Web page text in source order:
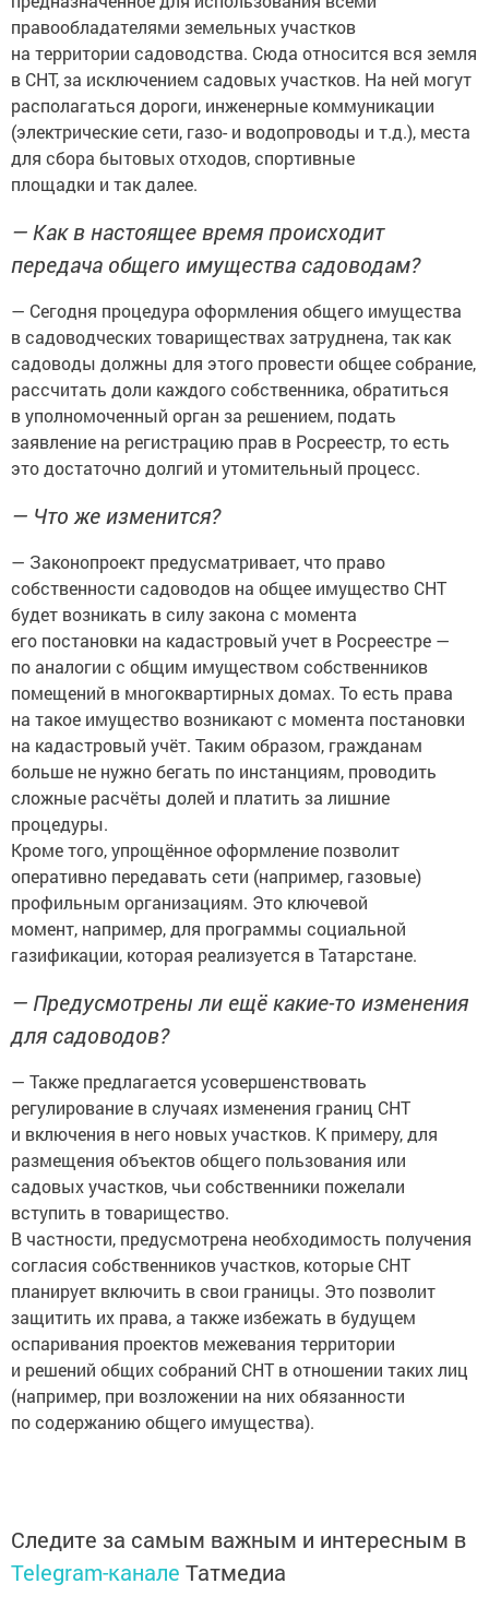
правообладателями земельных участков
на территории садоводства. Сюда относится вся земля
в СНТ, за исключением садовых участков. На ней могут
располагаться дороги, инженерные коммуникации
(электрические сети, газо- и водопроводы и т.д.), места
для сбора бытовых отходов, спортивные
площадки и так далее.
— Как в настоящее время происходит
передача общего имущества садоводам?
— Сегодня процедура оформления общего имущества
в садоводческих товариществах затруднена, так как
садоводы должны для этого провести общее собрание,
рассчитать доли каждого собственника, обратиться
в уполномоченный орган за решением, подать
заявление на регистрацию прав в Росреестр, то есть
это достаточно долгий и утомительный процесс.
— Что же изменится?
— Законопроект предусматривает, что право
собственности садоводов на общее имущество СНТ
будет возникать в силу закона с момента
его постановки на кадастровый учет в Росреестре —
по аналогии с общим имуществом собственников
помещений в многоквартирных домах. То есть права
на такое имущество возникают с момента постановки
на кадастровый учёт. Таким образом, гражданам
больше не нужно бегать по инстанциям, проводить
сложные расчёты долей и платить за лишние
процедуры.
Кроме того, упрощённое оформление позволит
оперативно передавать сети (например, газовые)
профильным организациям. Это ключевой
момент, например, для программы социальной
газификации, которая реализуется в Татарстане.
— Предусмотрены ли ещё какие-то изменения
для садоводов?
— Также предлагается усовершенствовать
регулирование в случаях изменения границ СНТ
и включения в него новых участков. К примеру, для
размещения объектов общего пользования или
садовых участков, чьи собственники пожелали
вступить в товарищество.
В частности, предусмотрена необходимость получения
согласия собственников участков, которые СНТ
планирует включить в свои границы. Это позволит
защитить их права, а также избежать в будущем
оспаривания проектов межевания территории
и решений общих собраний СНТ в отношении таких лиц
(например, при возложении на них обязанности
по содержанию общего имущества).
Следите за самым важным и интересным в
Telegram-канале Татмедиа